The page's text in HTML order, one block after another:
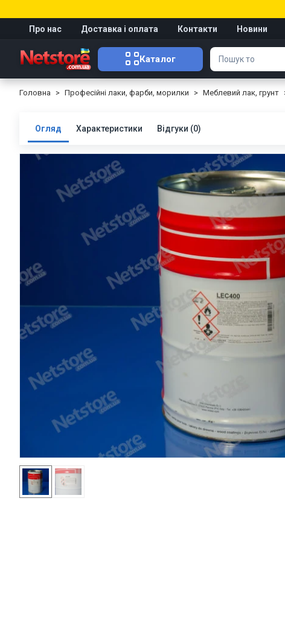
Про нас Доставка і оплата Контакти Новини
Каталог
Головна Професійні лаки, фарби, морилки Меблевий лак, грунт
Огляд Характеристики Відгуки (0)